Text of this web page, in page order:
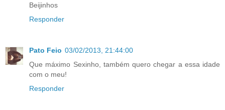
Beijinhos
Responder
Pato Feio 03/02/2013, 21:44:00
Que máximo Sexinho, também quero chegar a essa idade
com o meu!
Responder